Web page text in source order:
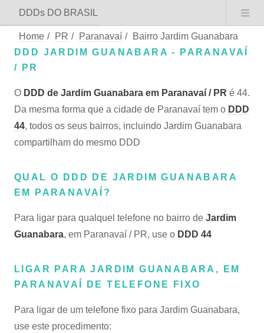
DDDs DO BRASIL
Home / PR / Paranavaí /
Bairro Jardim Guanabara
DDD JARDIM GUANABARA - PARANAVAÍ
/ PR
O DDD de Jardim Guanabara em Paranavaí / PR é 44.
Da mesma forma que a cidade de Paranavaí tem o DDD
44, todos os seus bairros, incluindo Jardim Guanabara
compartilham do mesmo DDD
QUAL O DDD DE JARDIM GUANABARA
EM PARANAVAÍ?
Para ligar para qualquel telefone no bairro de Jardim
Guanabara, em Paranavaí / PR, use o DDD 44
LIGAR PARA JARDIM GUANABARA, EM
PARANAVAÍ DE TELEFONE FIXO
Para ligar de um telefone fixo para Jardim Guanabara,
use este procedimento: